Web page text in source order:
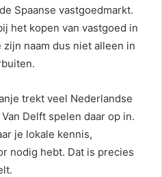
Spaanse vastgoedmarkt.
het kopen van vastgoed in
naam dus niet alleen in
trekt veel Nederlandse
Delft spelen daar op in.
je lokale kennis,
nodig hebt. Dat is precies